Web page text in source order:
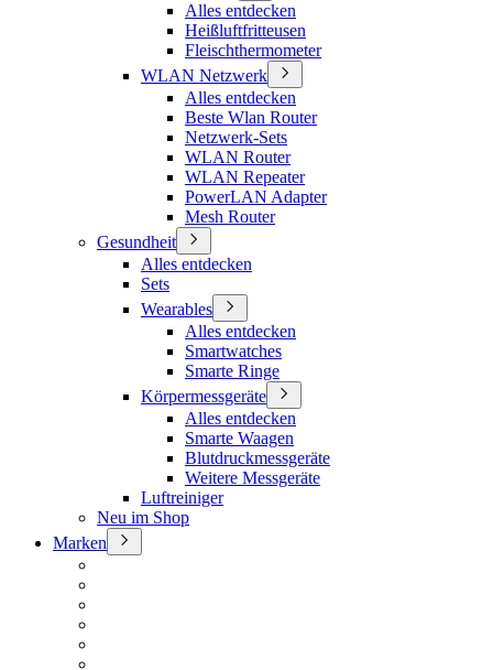
Alles entdecken
Heißluftfritteusen
Fleischthermometer
WLAN Netzwerk
Alles entdecken
Beste Wlan Router
Netzwerk-Sets
WLAN Router
WLAN Repeater
PowerLAN Adapter
Mesh Router
Gesundheit
Alles entdecken
Sets
Wearables
Alles entdecken
Smartwatches
Smarte Ringe
Körpermessgeräte
Alles entdecken
Smarte Waagen
Blutdruckmessgeräte
Weitere Messgeräte
Luftreiniger
Neu im Shop
Marken